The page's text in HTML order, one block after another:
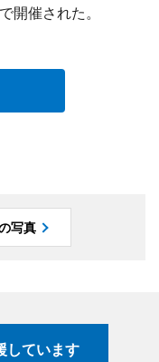
開催された。
写真
しています